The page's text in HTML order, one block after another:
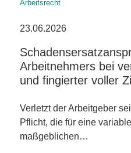
Arbeitsrecht
23.06.2026
Arbeitnehmers bei
und fingierter voller
Verletzt der Arbeitgeber
Pflicht, die für eine
maßgeblichen…